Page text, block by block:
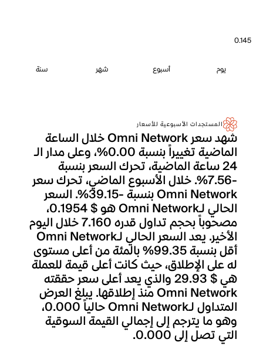
0.145
يوم أسبوع شهر سنة
المستجدات الأسبوعية للأسعار
شهد سعر Omni Network خلال الساعة
الماضية تغييراً بنسبة 0.00%، وعلى مدار الـ
24 ساعة الماضية، تحرك السعر بنسبة
-7.56%. خلال الأسبوع الماضي، تحرك سعر
Omni Network بنسبة -39.15%. السعر
الحالي لـOmni Network هو $ 0.1954،
مصحوباً بحجم تداول قدره 7.160 خلال اليوم
الأخير. يعد السعر الحالي لـOmni Network
أقل بنسبة 99.35% بالمئة من أعلى مستوى
له على الإطلاق، حيث كانت أعلى قيمة للعملة
هي $ 29.93 والذي يعد أعلى سعر حققته
Omni Network منذ إطلاقها. يبلغ العرض
المتداول لـOmni Network حالياً 0.000،
وهو ما يترجم إلى إجمالي القيمة السوقية
التي تصل إلى 0.000.